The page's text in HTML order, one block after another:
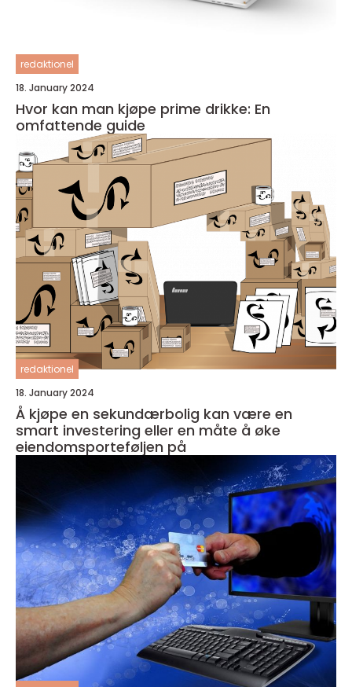
redaktionel
18. January 2024
Hvor kan man kjøpe prime drikke: En
omfattende guide
redaktionel
18. January 2024
Å kjøpe en sekundærbolig kan være en
smart investering eller en måte å øke
eiendomsporteføljen på